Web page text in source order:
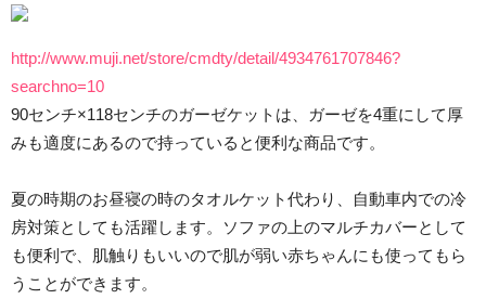
http://www.muji.net/store/cmdty/detail/4934761707846?
searchno=10
90センチ×118センチのガーゼケットは、ガーゼを4重にして厚
みも適度にあるので持っていると便利な商品です。
夏の時期のお昼寝の時のタオルケット代わり、自動車内での冷
房対策としても活躍します。ソファの上のマルチカバーとして
も便利で、肌触りもいいので肌が弱い赤ちゃんにも使ってもら
うことができます。